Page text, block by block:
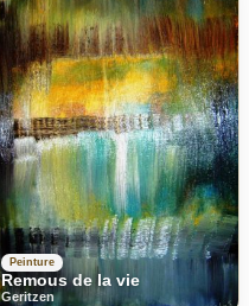
Peinture
Remous de la vie
Geritzen